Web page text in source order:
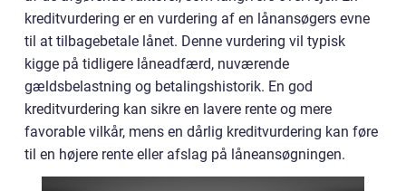
kreditvurdering er en vurdering af en lånansøgers evne
til at tilbagebetale lånet. Denne vurdering vil typisk
kigge på tidligere låneadfærd, nuværende
gældsbelastning og betalingshistorik. En god
kreditvurdering kan sikre en lavere rente og mere
favorable vilkår, mens en dårlig kreditvurdering kan føre
til en højere rente eller afslag på låneansøgningen.